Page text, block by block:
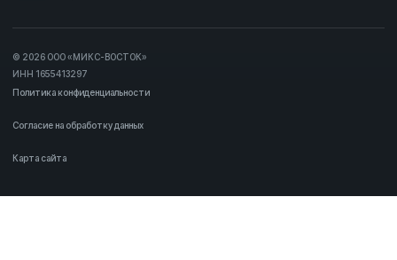
© 2026 ООО «МИКС-ВОСТОК»
ИНН 1655413297
Политика конфиденциальности
Согласие на обработку данных
Карта сайта